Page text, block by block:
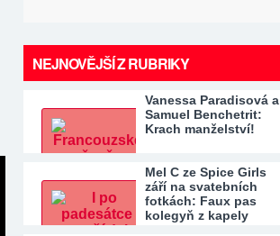
NEJNOVĚJŠÍ Z RUBRIKY
Vanessa Paradisová a
Samuel Benchetrit:
Krach manželství!
Mel C ze Spice Girls
září na svatebních
fotkách: Faux pas
kolegyň z kapely